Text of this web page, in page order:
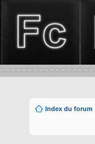
Index du forum